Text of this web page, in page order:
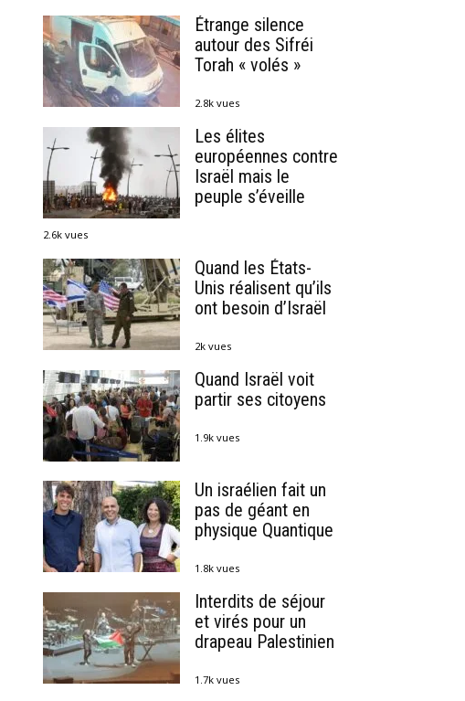
Étrange silence
autour des Sifréi
Torah « volés »
2.8k vues
Les élites
européennes contre
Israël mais le
peuple s’éveille
2.6k vues
Quand les États-
Unis réalisent qu’ils
ont besoin d’Israël
2k vues
Quand Israël voit
partir ses citoyens
1.9k vues
Un israélien fait un
pas de géant en
physique Quantique
1.8k vues
Interdits de séjour
et virés pour un
drapeau Palestinien
1.7k vues